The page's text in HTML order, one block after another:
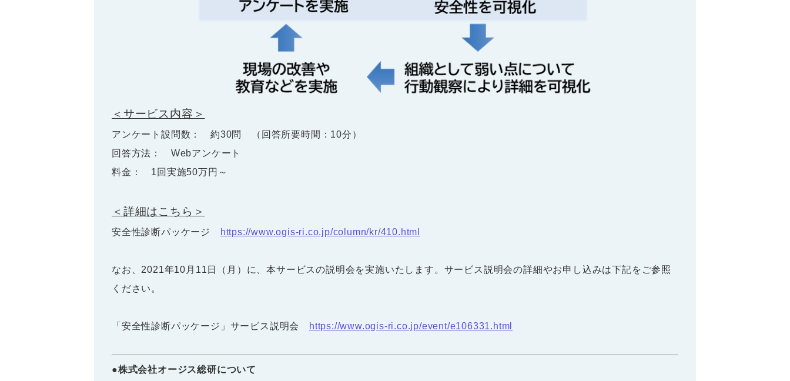
＜サービス内容＞
アンケート設問数： 約30問 （回答所要時間：10分）
回答方法： Webアンケート
料金： 1回実施50万円～
＜詳細はこちら＞
安全性診断パッケージ https://www.ogis-ri.co.jp/column/kr/410.html
なお、2021年10月11日（月）に、本サービスの説明会を実施いたします。サービス説明会の詳細やお申し込みは下記をご参照
ください。
「安全性診断パッケージ」サービス説明会 https://www.ogis-ri.co.jp/event/e106331.html
●株式会社オージス総研について